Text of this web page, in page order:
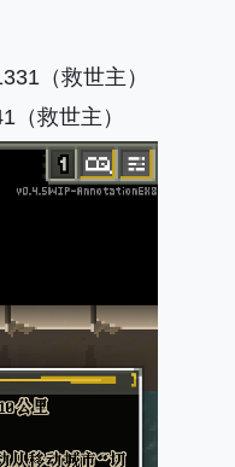
（救世主）
（救世主）